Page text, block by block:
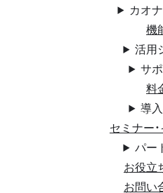
カオ
機
活用
サ
料
導
セミナー
パー
お役立
お問い